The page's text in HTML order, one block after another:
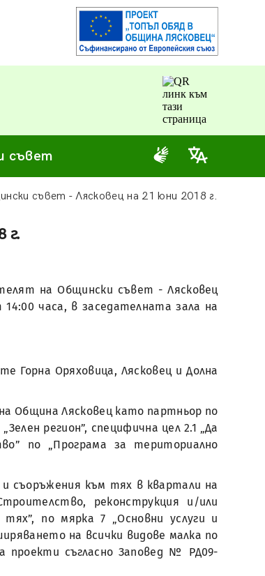
съвет
съвет - Лясковец на 21 юни 2018 г.
г.
на Общински съвет - Лясковец
часа, в заседателната зала на
Горна Оряховица, Лясковец и Долна
Община Лясковец като партньор по
регион”, специфична цел 2.1 „Да
по „Програма за териториално
съоръжения към тях в квартали на
реконструкция и/или
по мярка 7 „Основни услуги и
на всички видове малка по
проекти съгласно Заповед № РД09-